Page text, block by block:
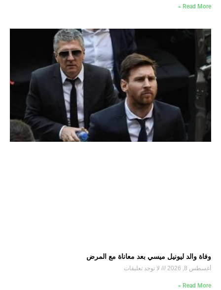
Read More »
وفاة والد ليونيل ميسي بعد معاناة مع المرض
أغسطس 8, 2026 لا توجد تعليقات
Read More »